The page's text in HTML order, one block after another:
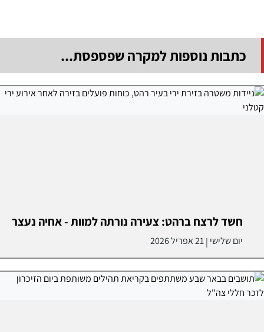
כתבות נוספות למקרה שפספסת...
חשד לרצח ברהט: צעירה נורתה למוות - אחיה נעצר
יום שלישי |21 אפריל 2026